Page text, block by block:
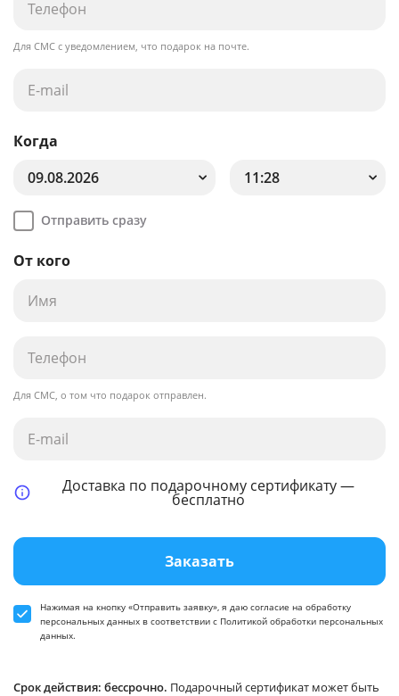
Для СМС с уведомлением, что подарок на почте.
Когда
09.08.2026
11:28
Отправить сразу
От кого
Для СМС, о том что подарок отправлен.
Доставка по подарочному сертификату —
бесплатно
Заказать
Нажимая на кнопку «Отправить заявку», я даю согласие на обработку
персональных данных в соответствии с Политикой обработки персональных
данных.
Срок действия: бессрочно. Подарочный сертификат может быть